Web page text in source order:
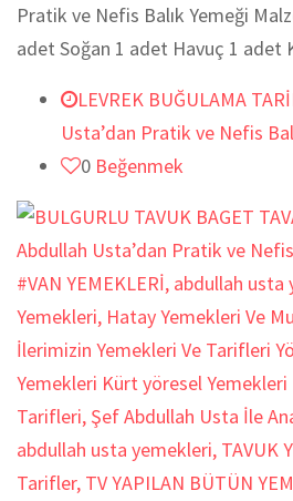
Pratik ve Nefis Balık Yemeği
adet Soğan 1 adet Havuç 1 adet
LEVREK BUĞULAMA
Usta’dan Pratik ve Nefis
0 Beğenmek
#VAN YEMEKLERİ, abdullah usta
Yemekleri, Hatay Yemekleri Ve
İlerimizin Yemekleri Ve Tarifleri
Yemekleri Kürt yöresel
Tarifleri, Şef Abdullah Usta İle
abdullah usta yemekleri, TAVUK
Tarifler, TV YAPILAN BÜTÜN